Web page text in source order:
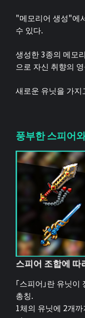
"메모리어 생성"에
수 있다.
생성한 3종의 메모
으로 자신 취향의
새로운 유닛을 가
풍부한 스피어
스피어 조합에 따
「스피어」란 유닛
총칭.
1체의 유닛에 2개